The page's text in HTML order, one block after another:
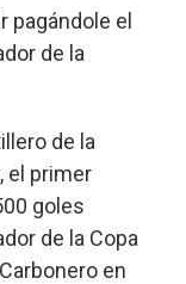
pagándole el
de la
de la
el primer
goles
de la Copa
en